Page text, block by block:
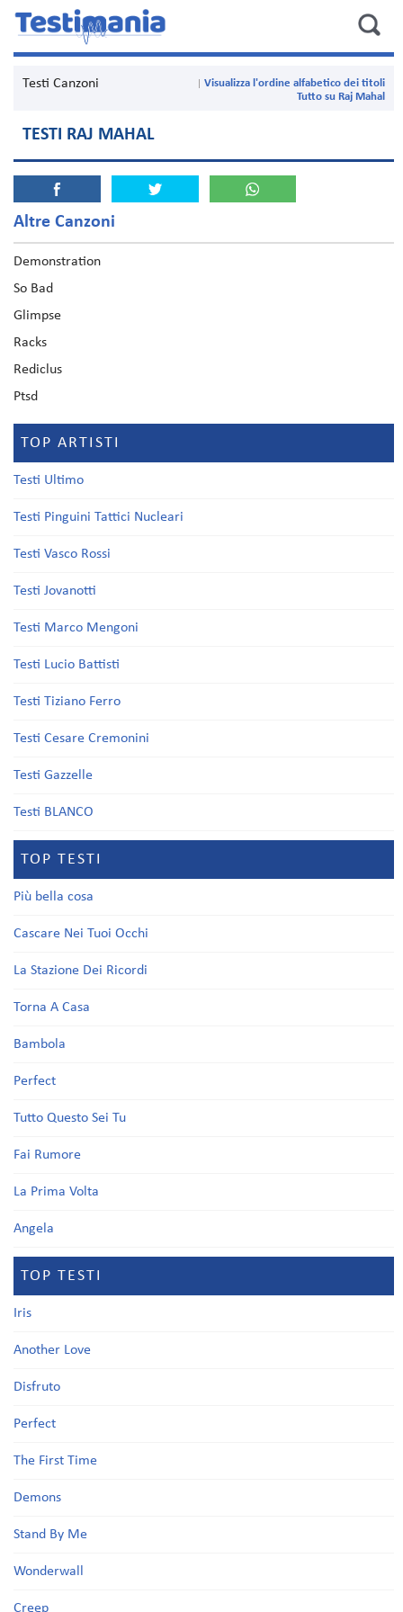
Testi Canzoni
Visualizza l'ordine alfabetico dei titoli
Tutto su Raj Mahal
TESTI RAJ MAHAL
Altre Canzoni
Demonstration
So Bad
Glimpse
Racks
Rediclus
Ptsd
TOP ARTISTI
Testi Ultimo
Testi Pinguini Tattici Nucleari
Testi Vasco Rossi
Testi Jovanotti
Testi Marco Mengoni
Testi Lucio Battisti
Testi Tiziano Ferro
Testi Cesare Cremonini
Testi Gazzelle
Testi BLANCO
TOP TESTI
Più bella cosa
Cascare Nei Tuoi Occhi
La Stazione Dei Ricordi
Torna A Casa
Bambola
Perfect
Tutto Questo Sei Tu
Fai Rumore
La Prima Volta
Angela
TOP TESTI
Iris
Another Love
Disfruto
Perfect
The First Time
Demons
Stand By Me
Wonderwall
Creep